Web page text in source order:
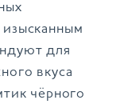
для
вкуса
чёрного